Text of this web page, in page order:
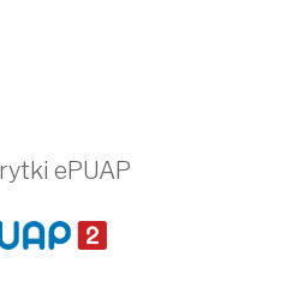
ePUAP